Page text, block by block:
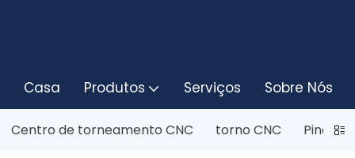
Casa Produtos Serviços Sobre Nós
Centro de torneamento CNC torno CNC Pinça